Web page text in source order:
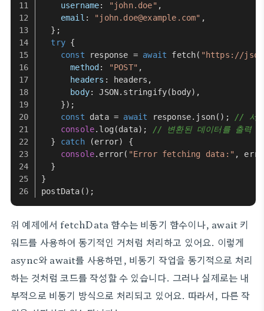
username: "john.doe" ,
email : "john.doe@example.com" ,
  };
try {
const response = await fetch( "https://
method : "POST" ,
headers : headers,
body: JSON. stringify(body),
    });
const data = await response. json(); // 서버
console. log(data); // 변환된 데이터를 출력
  }
catch (error) {
console. error( "Error fetching data:" ,
  }
}
postData ();
위 예제에서 fetchData 함수는 비동기 함수이나, await 키
워드를 사용하여 동기적인 거처럼 처리하고 있어요. 이렇게
async와 await를 사용하면, 비동기 작업을 동기적으로 처리
하는 것처럼 코드를 작성할 수 있습니다. 그러나 실제로는 내
부적으로 비동기 방식으로 처리되고 있어요. 따라서, 다른 작